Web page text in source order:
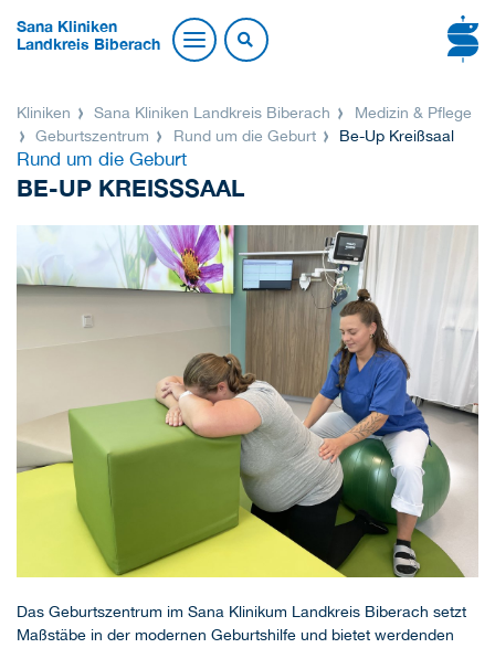
Sana Kliniken
Landkreis Biberach
Kliniken Sana Kliniken Landkreis Biberach
Medizin & Pflege
Geburtszentrum
Rund um die Geburt Be-Up Kreißsaal
Rund um die Geburt
BE-UP KREISSSAAL
Das Geburtszentrum im Sana Klinikum Landkreis Biberach setzt
Maßstäbe in der modernen Geburtshilfe und bietet werdenden